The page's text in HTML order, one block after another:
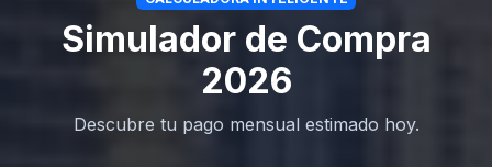
Simulador de Compra
2026
Descubre tu pago mensual estimado hoy.